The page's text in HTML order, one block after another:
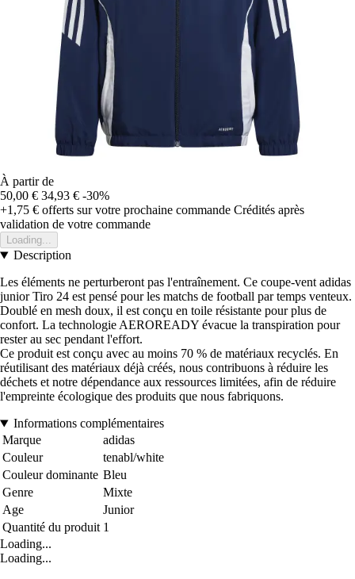
À partir de
50,00 € 34,93 € -30%
+1,75 € offerts sur votre prochaine commande Crédités après
validation de votre commande
Loading...
Description
Les éléments ne perturberont pas l'entraînement. Ce coupe-vent adidas
junior Tiro 24 est pensé pour les matchs de football par temps venteux.
Doublé en mesh doux, il est conçu en toile résistante pour plus de
confort. La technologie AEROREADY évacue la transpiration pour
rester au sec pendant l'effort.
Ce produit est conçu avec au moins 70 % de matériaux recyclés. En
réutilisant des matériaux déjà créés, nous contribuons à réduire les
déchets et notre dépendance aux ressources limitées, afin de réduire
l'empreinte écologique des produits que nous fabriquons.
Informations complémentaires
Marque
adidas
Couleur
tenabl/white
Couleur dominante Bleu
Genre
Mixte
Age
Junior
Quantité du produit 1
Loading...
Loading...